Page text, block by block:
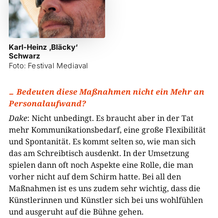
Karl-Heinz ‚Bläcky‘
Schwarz
Foto: Festival Mediaval
Bedeuten diese Maßnahmen nicht ein Mehr an
Personalaufwand?
Dake: Nicht unbedingt. Es braucht aber in der Tat
mehr Kommunikationsbedarf, eine große Flexibilität
und Spontanität. Es kommt selten so, wie man sich
das am Schreibtisch ausdenkt. In der Umsetzung
spielen dann oft noch Aspekte eine Rolle, die man
vorher nicht auf dem Schirm hatte. Bei all den
Maßnahmen ist es uns zudem sehr wichtig, dass die
Künstlerinnen und Künstler sich bei uns wohlfühlen
und ausgeruht auf die Bühne gehen.